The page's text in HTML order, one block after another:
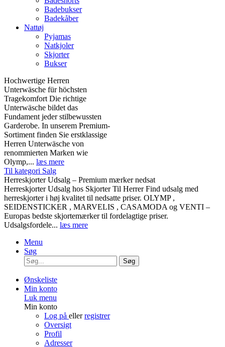
Badebukser
Badekåber
Nattøj
Pyjamas
Natkjoler
Skjorter
Bukser
Hochwertige Herren
Unterwäsche für höchsten
Tragekomfort Die richtige
Unterwäsche bildet das
Fundament jeder stilbewussten
Garderobe. In unserem Premium-
Sortiment finden Sie erstklassige
Herren Unterwäsche von
renommierten Marken wie
Olymp,... læs mere
Til kategori Salg
Herreskjorter Udsalg – Premium mærker nedsat
Herreskjorter Udsalg hos Skjorter Til Herrer Find udsalg med
herreskjorter i høj kvalitet til nedsatte priser. OLYMP ,
SEIDENSTICKER , MARVELIS , CASAMODA og VENTI –
Europas bedste skjortemærker til fordelagtige priser.
Udsalgsfordele... læs mere
Menu
Søg
Søg
Ønskeliste
Min konto
Luk menu
Min konto
Log på ellerregistrer
Oversigt
Profil
Adresser